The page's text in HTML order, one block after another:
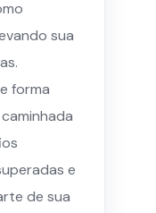
sua
forma
e
de sua